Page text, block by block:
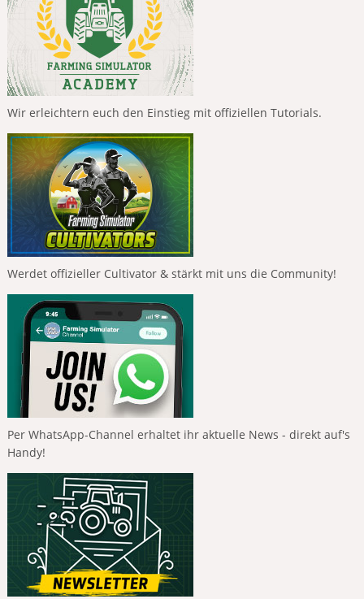
Wir erleichtern euch den Einstieg mit offiziellen Tutorials.
Werdet offizieller Cultivator & stärkt mit uns die Community!
Per WhatsApp-Channel erhaltet ihr aktuelle News - direkt auf's
Handy!